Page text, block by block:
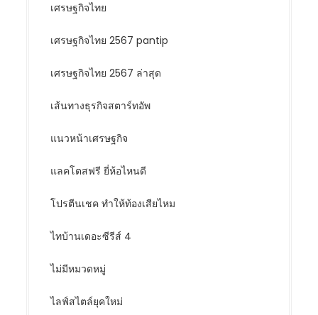
เศรษฐกิจไทย
เศรษฐกิจไทย 2567 pantip
เศรษฐกิจไทย 2567 ล่าสุด
เส้นทางธุรกิจสตาร์ทอัพ
แนวหน้าเศรษฐกิจ
แลคโตสฟรี ยี่ห้อไหนดี
โปรตีนเชค ทำให้ท้องเสียไหม
ไทบ้านเดอะซีรีส์ 4
ไม่มีหมวดหมู่
ไลฟ์สไตล์ยุคใหม่